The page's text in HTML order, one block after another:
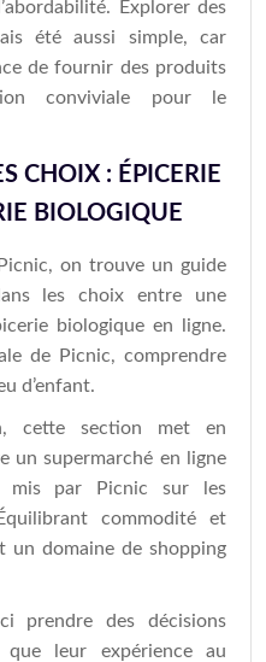
Explorer des
été aussi simple, car
de fournir des produits
conviviale pour le
CHOIX : ÉPICERIE
BIOLOGIQUE
on trouve un guide
les choix entre une
biologique en ligne.
de Picnic, comprendre
d’enfant.
cette section met en
un supermarché en ligne
mis par Picnic sur les
commodité et
un domaine de shopping
prendre des décisions
que leur expérience au